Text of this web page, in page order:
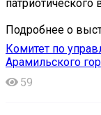
Подробнее о
Комитет по
Арамильского
59